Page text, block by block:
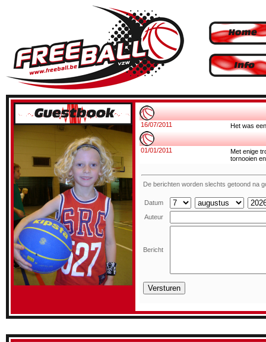
16/07/2011 Het was
01/01/2011
Met enige
tornooien
De berichten worden slechts getoond na
Datum
Auteur
Bericht